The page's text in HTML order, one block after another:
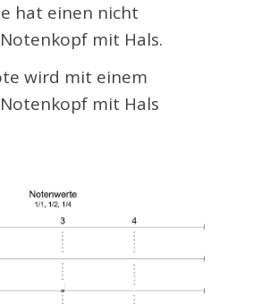
hat einen nicht
mit Hals.
wird mit einem
mit Hals